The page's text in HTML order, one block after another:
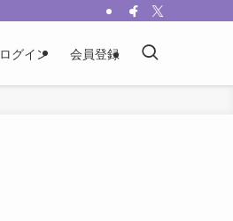
ログイン 会員登録